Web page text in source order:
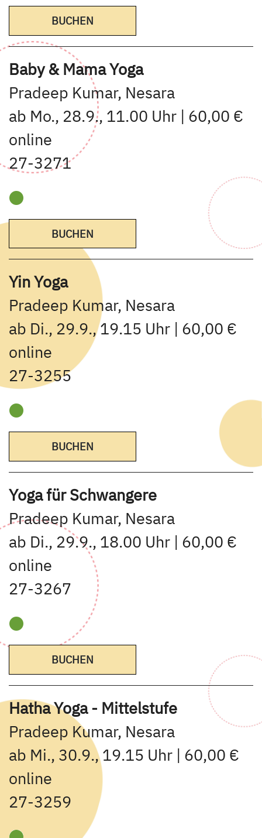
BUCHEN
Baby & Mama Yoga
Pradeep Kumar, Nesara
ab Mo., 28.9., 11.00 Uhr | 60,00 €
online
27-3271
BUCHEN
Yin Yoga
Pradeep Kumar, Nesara
ab Di., 29.9., 19.15 Uhr | 60,00 €
online
27-3255
BUCHEN
Yoga für Schwangere
Pradeep Kumar, Nesara
ab Di., 29.9., 18.00 Uhr | 60,00 €
online
27-3267
BUCHEN
Hatha Yoga - Mittelstufe
Pradeep Kumar, Nesara
ab Mi., 30.9., 19.15 Uhr | 60,00 €
online
27-3259